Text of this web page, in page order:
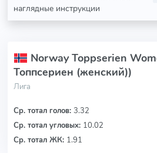
наглядные инструкции
Norway Toppserien
Топпсериен (женский))
Лига
Ср. тотал голов: 3.32
Ср. тотал угловых: 10.02
Ср. тотал ЖК: 1.91